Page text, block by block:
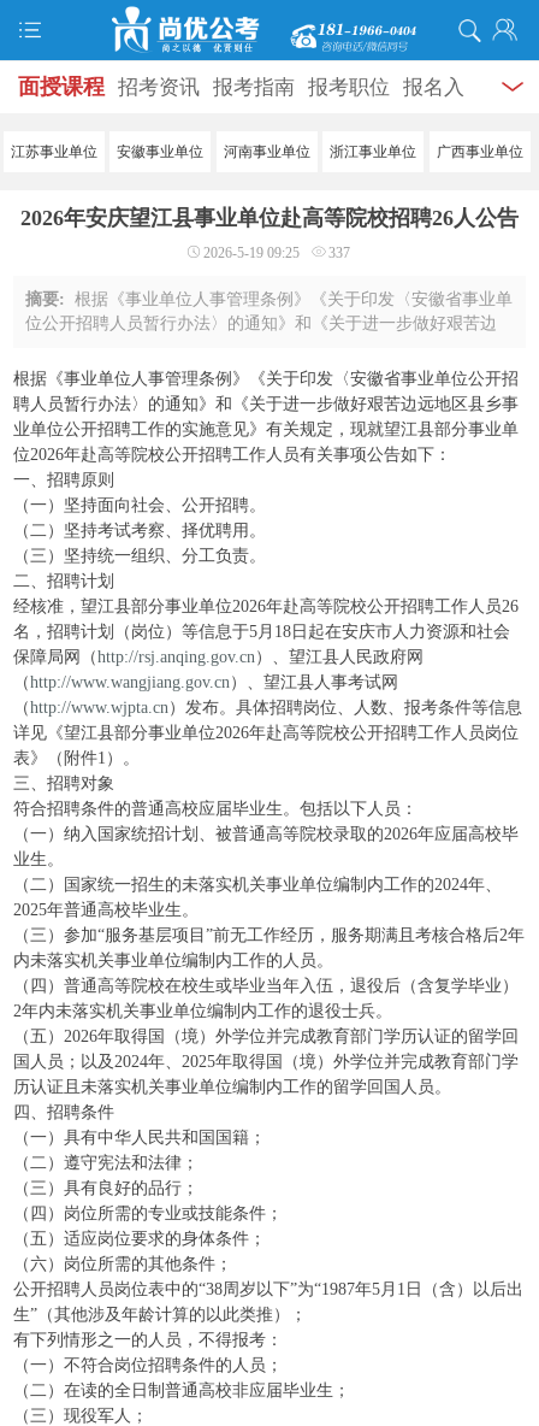
面授课程 招考资讯 报考指南 报考职位 报名入
口 打准考证 成绩查询 面试公告 录用公示 辅导
学员风采 名师团队
服务信息
江苏事业单位 安徽事业单位 河南事业单位 浙江事业单位 广西事业单位
2026年安庆望江县事业单位赴高等院校招聘26人公告
2026-5-19 09:25 337
摘要:根据《事业单位人事管理条例》《关于印发〈安徽省事业单
位公开招聘人员暂行办法〉的通知》和《关于进一步做好艰苦边
望江县部分事业单位2026年赴高等院校公 ...
根据《事业单位人事管理条例》《关于印发〈安徽省事业单位公开招
聘人员暂行办法〉的通知》和《关于进一步做好艰苦边远地区县乡事
业单位公开招聘工作的实施意见》有关规定，现就望江县部分事业单
位2026年赴高等院校公开招聘工作人员有关事项公告如下：
一、招聘原则
（一）坚持面向社会、公开招聘。
（二）坚持考试考察、择优聘用。
（三）坚持统一组织、分工负责。
二、招聘计划
经核准，望江县部分事业单位2026年赴高等院校公开招聘工作人员26
名，招聘计划（岗位）等信息于5月18日起在安庆市人力资源和社会
保障局网（http://rsj.anqing.gov.cn）、望江县人民政府网
（http://www.wangjiang.gov.cn）、望江县人事考试网
（http://www.wjpta.cn）发布。具体招聘岗位、人数、报考条件等信息
详见《望江县部分事业单位2026年赴高等院校公开招聘工作人员岗位
表》（附件1）。
三、招聘对象
符合招聘条件的普通高校应届毕业生。包括以下人员：
（一）纳入国家统招计划、被普通高等院校录取的2026年应届高校毕
业生。
（二）国家统一招生的未落实机关事业单位编制内工作的2024年、
2025年普通高校毕业生。
（三）参加“服务基层项目”前无工作经历，服务期满且考核合格后2年
内未落实机关事业单位编制内工作的人员。
（四）普通高等院校在校生或毕业当年入伍，退役后（含复学毕业）
2年内未落实机关事业单位编制内工作的退役士兵。
（五）2026年取得国（境）外学位并完成教育部门学历认证的留学回
国人员；以及2024年、2025年取得国（境）外学位并完成教育部门学
历认证且未落实机关事业单位编制内工作的留学回国人员。
四、招聘条件
（一）具有中华人民共和国国籍；
（二）遵守宪法和法律；
（三）具有良好的品行；
（四）岗位所需的专业或技能条件；
（五）适应岗位要求的身体条件；
（六）岗位所需的其他条件；
公开招聘人员岗位表中的“38周岁以下”为“1987年5月1日（含）以后出
生”（其他涉及年龄计算的以此类推）；
有下列情形之一的人员，不得报考：
（一）不符合岗位招聘条件的人员；
（二）在读的全日制普通高校非应届毕业生；
（三）现役军人；